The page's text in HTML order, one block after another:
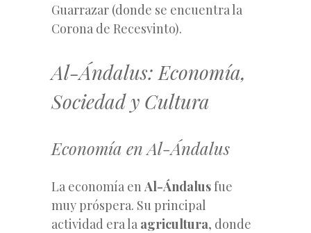
Guarrazar (donde se encuentra la
Corona de Recesvinto).
Al-Ándalus: Economía,
Sociedad y Cultura
Economía en Al-Ándalus
La economía en Al-Ándalusfue
muy próspera. Su principal
actividad era la agricultura, donde